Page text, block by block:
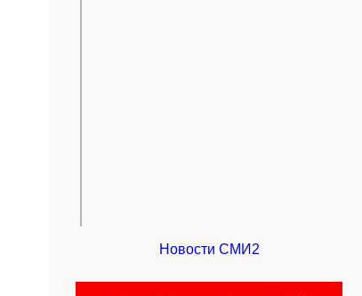
Новости СМИ2